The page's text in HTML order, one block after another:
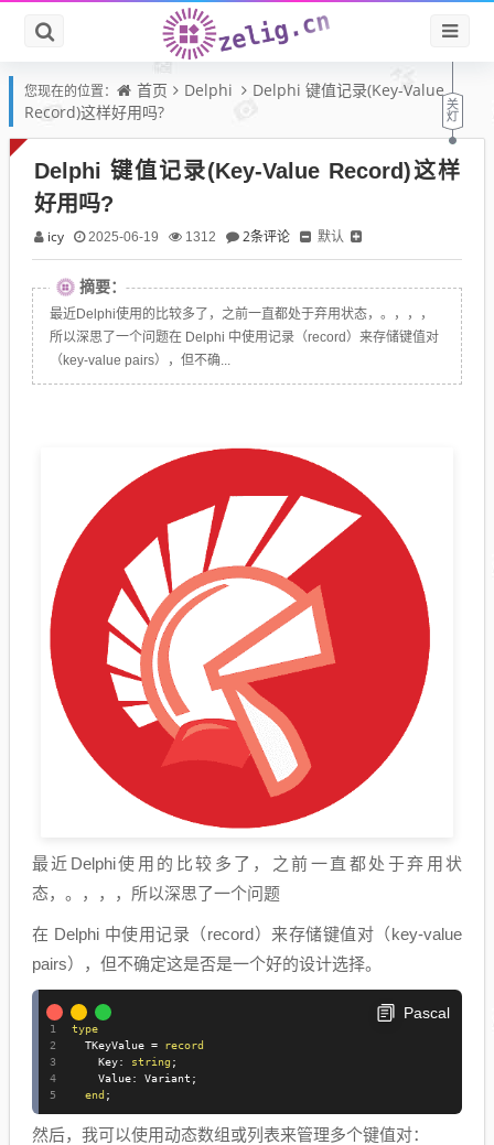
您现在的位置： 首页 Delphi
Delphi 键值记录(Key-Value
Record)这样好用吗?
Delphi 键值记录(Key-Value Record)这样
好用吗?
icy 2025-06-19 1312 2条评论 默认
摘要：
最近Delphi使用的比较多了，之前一直都处于弃用状态，。，，，
所以深思了一个问题在 Delphi 中使用记录（record）来存储键值对
（key-value pairs），但不确...
最近Delphi使用的比较多了，之前一直都处于弃用状
态，。，，，所以深思了一个问题
在 Delphi 中使用记录（record）来存储键值对（key-value
pairs），但不确定这是否是一个好的设计选择。
Pascal
type
  TKeyValue
=
record
    Key
: string ;
    Value
: Variant ;
end ;
然后，我可以使用动态数组或列表来管理多个键值对：